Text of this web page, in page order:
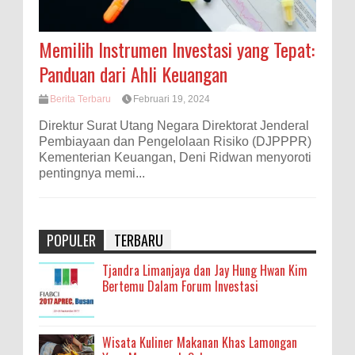
Memilih Instrumen Investasi yang Tepat:
Panduan dari Ahli Keuangan
Berita Terbaru Februari 19, 2024
Direktur Surat Utang Negara Direktorat Jenderal
Pembiayaan dan Pengelolaan Risiko (DJPPPR)
Kementerian Keuangan, Deni Ridwan menyoroti
pentingnya memi...
POPULER TERBARU
Tjandra Limanjaya dan Jay Hung Hwan Kim
Bertemu Dalam Forum Investasi
Wisata Kuliner Makanan Khas Lamongan